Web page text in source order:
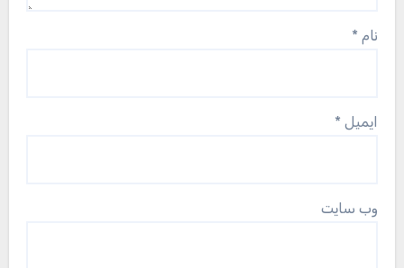
نام *
ایمیل *
وب‌ سایت